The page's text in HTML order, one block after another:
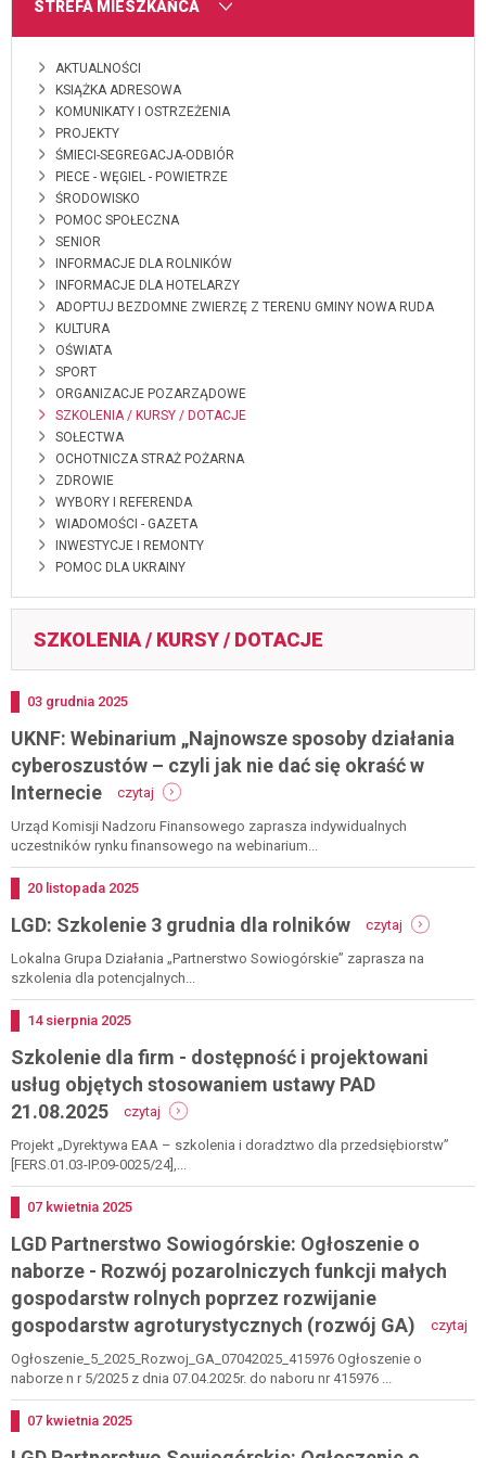
MENU
STREFA MIESZKAŃCA
AKTUALNOŚCI
KSIĄŻKA ADRESOWA
KOMUNIKATY I OSTRZEŻENIA
PROJEKTY
ŚMIECI-SEGREGACJA-ODBIÓR
PIECE - WĘGIEL - POWIETRZE
ŚRODOWISKO
POMOC SPOŁECZNA
SENIOR
INFORMACJE DLA ROLNIKÓW
INFORMACJE DLA HOTELARZY
ADOPTUJ BEZDOMNE ZWIERZĘ Z TERENU GMINY NOWA RUDA
KULTURA
OŚWIATA
SPORT
ORGANIZACJE POZARZĄDOWE
SZKOLENIA / KURSY / DOTACJE
SOŁECTWA
OCHOTNICZA STRAŻ POŻARNA
ZDROWIE
WYBORY I REFERENDA
WIADOMOŚCI - GAZETA
INWESTYCJE I REMONTY
POMOC DLA UKRAINY
SZKOLENIA / KURSY / DOTACJE
Dodano
03 grudnia 2025
UKNF: Webinarium „Najnowsze sposoby działania
cyberoszustów – czyli jak nie dać się okraść w
Internecie
czytaj
uknf:
webinarium
„najnowsze
–
czyli
jak
nie
dać
w
internecie
Urząd Komisji Nadzoru Finansowego zaprasza indywidualnych
uczestników rynku finansowego na webinarium...
Dodano
20 listopada 2025
LGD: Szkolenie 3 grudnia dla rolników czytaj
lgd:
szkolenie
Lokalna Grupa Działania „Partnerstwo Sowiogórskie” zaprasza na
szkolenia dla potencjalnych...
Dodano
14 sierpnia 2025
Szkolenie dla firm - dostępność i projektowani
usług objętych stosowaniem ustawy PAD
21.08.2025
czytaj
szkolenie
dla
firm
projektowani
usług
objętych
stosowaniem
ustawy
21.08.2025
Projekt „Dyrektywa EAA – szkolenia i doradztwo dla przedsiębiorstw”
[FERS.01.03-IP.09-0025/24],...
Dodano
07 kwietnia 2025
LGD Partnerstwo Sowiogórskie: Ogłoszenie o
naborze - Rozwój pozarolniczych funkcji małych
gospodarstw rolnych poprzez rozwijanie
gospodarstw agroturystycznych (rozwój GA)
czytaj
Ogłoszenie_5_2025_Rozwoj_GA_07042025_415976 Ogłoszenie o
naborze n r 5/2025 z dnia 07.04.2025r. do naboru nr 415976 ...
Dodano
07 kwietnia 2025